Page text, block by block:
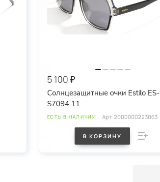
5 100 ₽
Солнцезащитные очки Estilo ES-
S7094 11
ЕСТЬ В НАЛИЧИИ Арт.2000000223063
В КОРЗИНУ